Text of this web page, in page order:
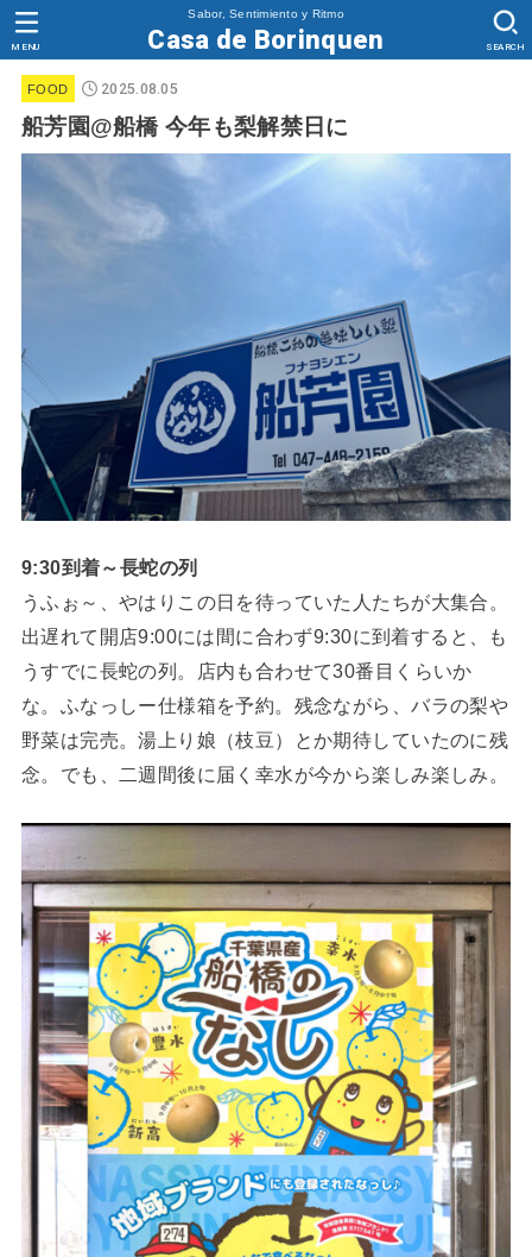
Sabor, Sentimiento y Ritmo
Casa de Borinquen SEARCH
MENU
FOOD 2025.08.05
船芳園@船橋 今年も梨解禁日に
9:30到着～長蛇の列
うふぉ～、やはりこの日を待っていた人たちが大集合。
出遅れて開店9:00には間に合わず9:30に到着すると、も
うすでに長蛇の列。店内も合わせて30番目くらいか
な。ふなっしー仕様箱を予約。残念ながら、バラの梨や
野菜は完売。湯上り娘（枝豆）とか期待していたのに残
念。でも、二週間後に届く幸水が今から楽しみ楽しみ。